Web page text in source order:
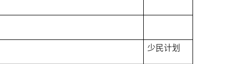
少民计划